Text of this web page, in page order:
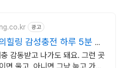
광고
힐링 감성충전 하루 5분 힐
감동받고 나가도 돼요. 그런 곳